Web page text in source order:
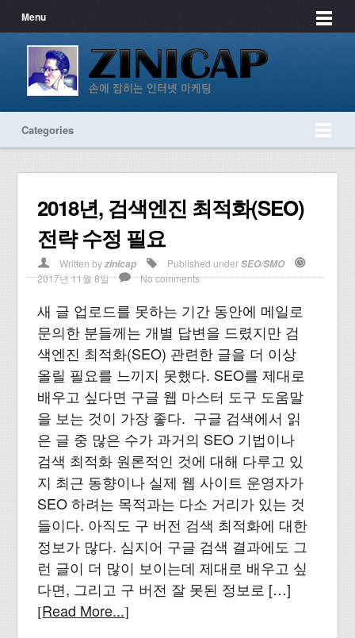
Menu
Categories
2018년, 검색엔진 최적화(SEO)
전략 수정 필요
Written byzinicap Published underSEO/SMO
2017년 11월 8일
No comments
새 글 업로드를 못하는 기간 동안에 메일로
문의한 분들께는 개별 답변을 드렸지만 검
색엔진 최적화(SEO) 관련한 글을 더 이상
올릴 필요를 느끼지 못했다. SEO를 제대로
배우고 싶다면 구글 웹 마스터 도구 도움말
을 보는 것이 가장 좋다. 구글 검색에서 읽
은 글 중 많은 수가 과거의 SEO 기법이나
검색 최적화 원론적인 것에 대해 다루고 있
지 최근 동향이나 실제 웹 사이트 운영자가
SEO 하려는 목적과는 다소 거리가 있는 것
들이다. 아직도 구 버전 검색 최적화에 대한
정보가 많다. 심지어 구글 검색 결과에도 그
런 글이 더 많이 보이는데 제대로 배우고 싶
다면, 그리고 구 버전 잘 못된 정보로 […]
[Read More...]